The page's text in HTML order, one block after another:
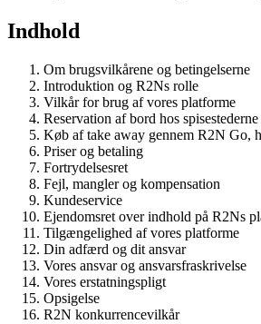
Indhold
Om brugsvilkårene og betingelserne
Introduktion og R2Ns rolle
Vilkår for brug af vores platforme
Reservation af bord hos spisestederne
Køb af take away gennem R2N Go,
Priser og betaling
Fortrydelsesret
Fejl, mangler og kompensation
Kundeservice
Ejendomsret over indhold på R2Ns
Tilgængelighed af vores platforme
Din adfærd og dit ansvar
Vores ansvar og ansvarsfraskrivelse
Vores erstatningspligt
Opsigelse
R2N konkurrencevilkår